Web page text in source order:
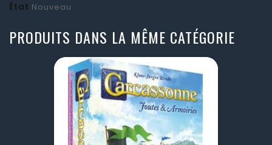
État Nouveau
PRODUITS DANS LA MÊME CATÉGORIE